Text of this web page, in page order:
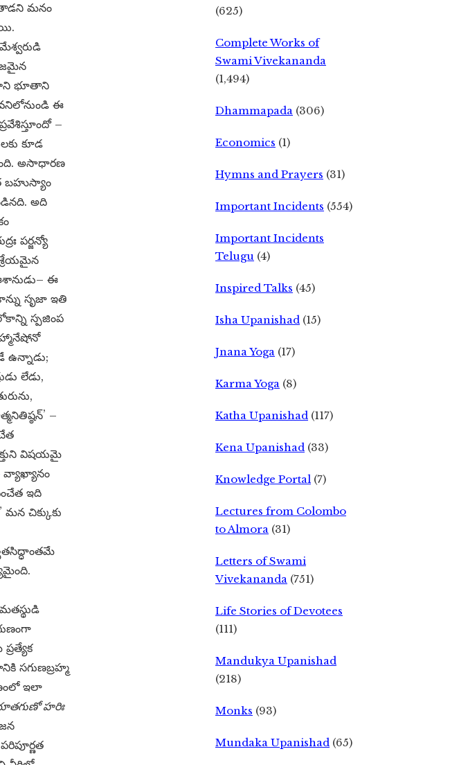
మనం
భూతాని
ఈ
–
కూడ
అసాధారణ
బహుస్యాం
అది
పర్జన్యో
ఈ
సృజా ఇతి
స్పజింప
ఉన్నాడు;
లేడు,
–
విషయమై
వ్యాఖ్యానం
ఇది
చిక్కుకు
సగుణబ్రహ్మ
ఇలా
హరిః
(625)
Complete Works of
Swami Vivekananda
(1,494)
Dhammapada (306)
Economics (1)
Hymns and Prayers (31)
Important Incidents (554)
Important Incidents
Telugu (4)
Inspired Talks (45)
Isha Upanishad (15)
Jnana Yoga (17)
Karma Yoga (8)
Katha Upanishad (117)
Kena Upanishad (33)
Knowledge Portal (7)
Lectures from Colombo
to Almora (31)
Letters of Swami
Vivekananda (751)
Life Stories of Devotees
(111)
Mandukya Upanishad
(218)
Monks (93)
Mundaka Upanishad (65)